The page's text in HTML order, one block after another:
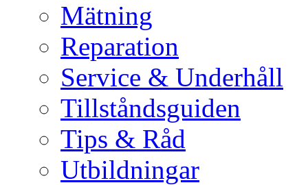
Mätning
Reparation
Service & Underhåll
Tillståndsguiden
Tips & Råd
Utbildningar